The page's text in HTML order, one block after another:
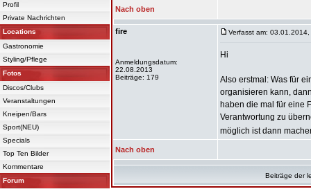
Profil
Private Nachrichten
Locations
Gastronomie
Styling/Pflege
Fotos
Discos/Clubs
Veranstaltungen
Kneipen/Bars
Sport(NEU)
Specials
Top Ten Bilder
Kommentare
Forum
Nach oben
fire
Anmeldungsdatum:
22.08.2013
Beiträge: 179
Verfasst am:
Hi
Also erstmal: Was für
organisieren kann,
haben die mal für eine
Verantwortung zu
möglich ist dann
Nach oben
Beiträge der